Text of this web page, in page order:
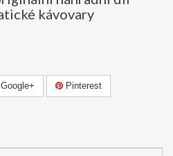
kávovary
Google+ Pinterest